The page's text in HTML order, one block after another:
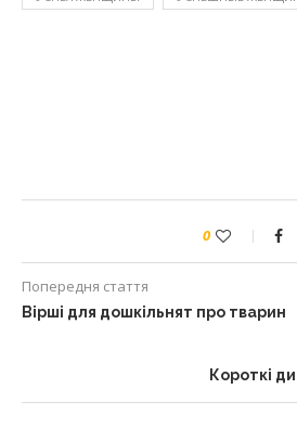
0
Попередня стаття
Вірші для дошкільнят про тварин
Короткі